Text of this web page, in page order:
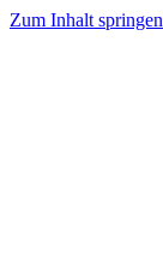
Zum Inhalt springen